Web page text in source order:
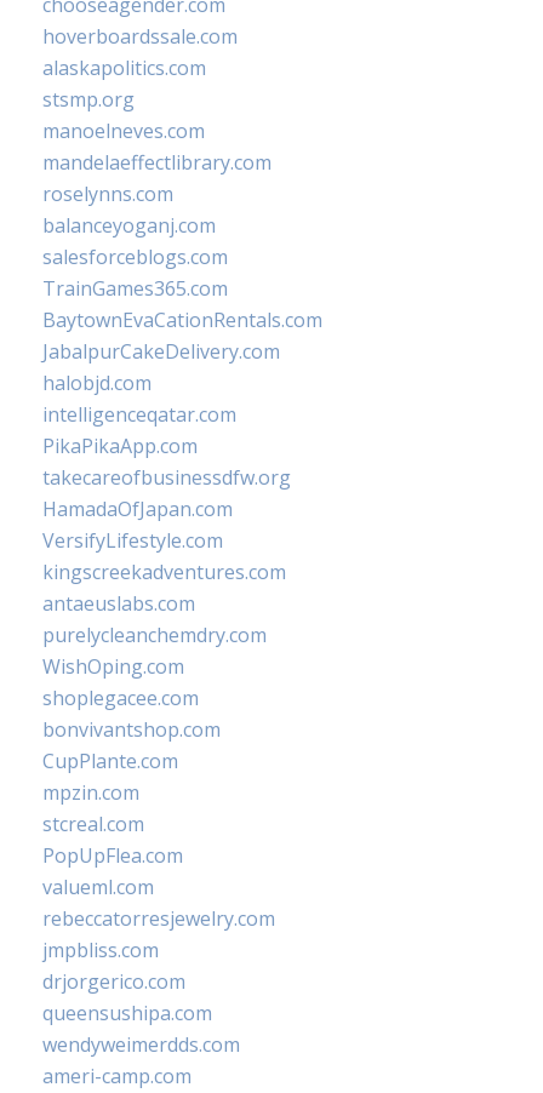
hoverboardssale.com
alaskapolitics.com
stsmp.org
manoelneves.com
mandelaeffectlibrary.com
roselynns.com
balanceyoganj.com
salesforceblogs.com
TrainGames365.com
BaytownEvaCationRentals.com
JabalpurCakeDelivery.com
halobjd.com
intelligenceqatar.com
PikaPikaApp.com
takecareofbusinessdfw.org
HamadaOfJapan.com
VersifyLifestyle.com
kingscreekadventures.com
antaeuslabs.com
purelycleanchemdry.com
WishOping.com
shoplegacee.com
bonvivantshop.com
CupPlante.com
mpzin.com
stcreal.com
PopUpFlea.com
valueml.com
rebeccatorresjewelry.com
jmpbliss.com
drjorgerico.com
queensushipa.com
wendyweimerdds.com
ameri-camp.com